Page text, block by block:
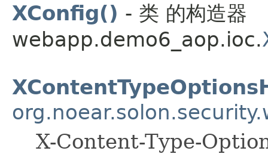
XConfig() - 类 的构造器
webapp.demo6_aop.ioc.
X-Content-Type-